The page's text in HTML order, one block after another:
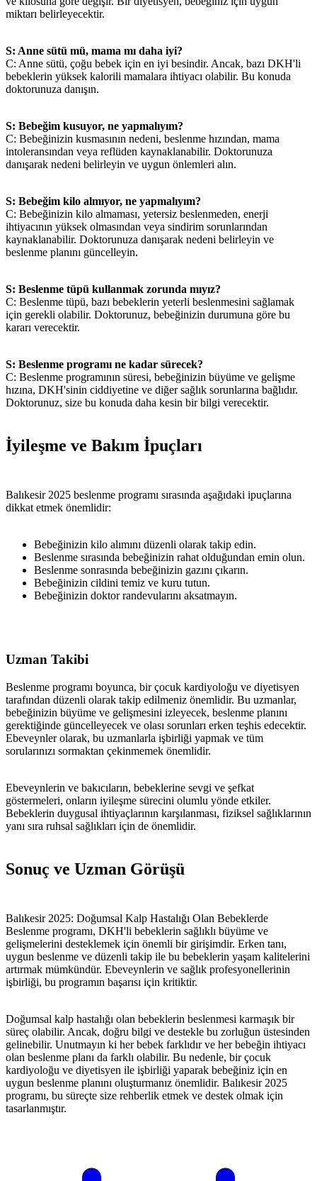
miktarı belirleyecektir.
S: Anne sütü mü, mama mı daha iyi?
C: Anne sütü, çoğu bebek için en iyi besindir. Ancak, bazı DKH'li
bebeklerin yüksek kalorili mamalara ihtiyacı olabilir. Bu konuda
doktorunuza danışın.
S: Bebeğim kusuyor, ne yapmalıyım?
C: Bebeğinizin kusmasının nedeni, beslenme hızından, mama
intoleransından veya reflüden kaynaklanabilir. Doktorunuza
danışarak nedeni belirleyin ve uygun önlemleri alın.
S: Bebeğim kilo almıyor, ne yapmalıyım?
C: Bebeğinizin kilo almaması, yetersiz beslenmeden, enerji
ihtiyacının yüksek olmasından veya sindirim sorunlarından
kaynaklanabilir. Doktorunuza danışarak nedeni belirleyin ve
beslenme planını güncelleyin.
S: Beslenme tüpü kullanmak zorunda mıyız?
C: Beslenme tüpü, bazı bebeklerin yeterli beslenmesini sağlamak
için gerekli olabilir. Doktorunuz, bebeğinizin durumuna göre bu
kararı verecektir.
S: Beslenme programı ne kadar sürecek?
C: Beslenme programının süresi, bebeğinizin büyüme ve gelişme
hızına, DKH'sinin ciddiyetine ve diğer sağlık sorunlarına bağlıdır.
Doktorunuz, size bu konuda daha kesin bir bilgi verecektir.
İyileşme ve Bakım İpuçları
Balıkesir 2025 beslenme programı sırasında aşağıdaki ipuçlarına
dikkat etmek önemlidir:
Bebeğinizin kilo alımını düzenli olarak takip edin.
Beslenme sırasında bebeğinizin rahat olduğundan emin olun.
Beslenme sonrasında bebeğinizin gazını çıkarın.
Bebeğinizin cildini temiz ve kuru tutun.
Bebeğinizin doktor randevularını aksatmayın.
Uzman Takibi
Beslenme programı boyunca, bir çocuk kardiyoloğu ve diyetisyen
tarafından düzenli olarak takip edilmeniz önemlidir. Bu uzmanlar,
bebeğinizin büyüme ve gelişmesini izleyecek, beslenme planını
gerektiğinde güncelleyecek ve olası sorunları erken teşhis edecektir.
Ebeveynler olarak, bu uzmanlarla işbirliği yapmak ve tüm
sorularınızı sormaktan çekinmemek önemlidir.
Ebeveynlerin ve bakıcıların, bebeklerine sevgi ve şefkat
göstermeleri, onların iyileşme sürecini olumlu yönde etkiler.
Bebeklerin duygusal ihtiyaçlarının karşılanması, fiziksel sağlıklarının
yanı sıra ruhsal sağlıkları için de önemlidir.
Sonuç ve Uzman Görüşü
Balıkesir 2025: Doğumsal Kalp Hastalığı Olan Bebeklerde
Beslenme programı, DKH'li bebeklerin sağlıklı büyüme ve
gelişmelerini desteklemek için önemli bir girişimdir. Erken tanı,
uygun beslenme ve düzenli takip ile bu bebeklerin yaşam kalitelerini
artırmak mümkündür. Ebeveynlerin ve sağlık profesyonellerinin
işbirliği, bu programın başarısı için kritiktir.
Doğumsal kalp hastalığı olan bebeklerin beslenmesi karmaşık bir
süreç olabilir. Ancak, doğru bilgi ve destekle bu zorluğun üstesinden
gelinebilir. Unutmayın ki her bebek farklıdır ve her bebeğin ihtiyacı
olan beslenme planı da farklı olabilir. Bu nedenle, bir çocuk
kardiyoloğu ve diyetisyen ile işbirliği yaparak bebeğiniz için en
uygun beslenme planını oluşturmanız önemlidir. Balıkesir 2025
programı, bu süreçte size rehberlik etmek ve destek olmak için
tasarlanmıştır.